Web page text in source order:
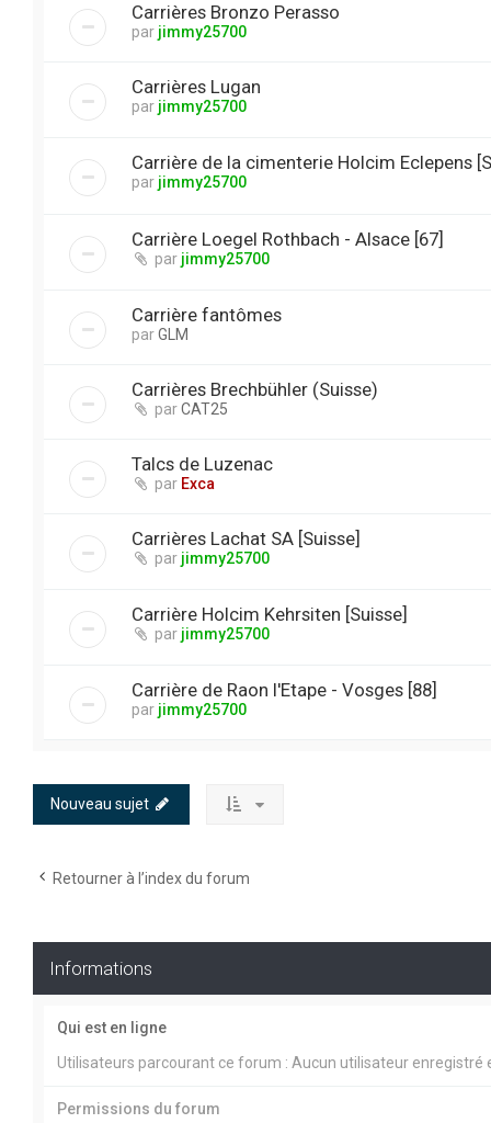
Carrières Bronzo Perasso
par jimmy25700
Carrières Lugan
par jimmy25700
Carrière de la cimenterie Holcim Eclepens
par jimmy25700
Carrière Loegel Rothbach - Alsace [67]
par jimmy25700
Carrière fantômes
parGLM
Carrières Brechbühler (Suisse)
parCAT25
Talcs de Luzenac
par Exca
Carrières Lachat SA [Suisse]
par jimmy25700
Carrière Holcim Kehrsiten [Suisse]
par jimmy25700
Carrière de Raon l'Etape - Vosges [88]
par jimmy25700
Nouveau sujet
Retourner à l’index du forum
Informations
Qui est en ligne
Utilisateurs parcourant ce forum : Aucun utilisateur enregistré
Permissions du forum